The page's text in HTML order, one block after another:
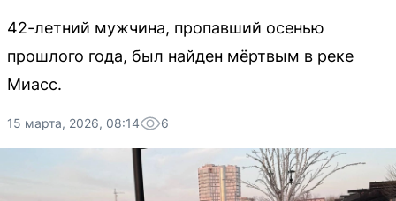
42-летний мужчина, пропавший осенью
прошлого года, был найден мёртвым в реке
Миасс.
15 марта, 2026, 08:14 6